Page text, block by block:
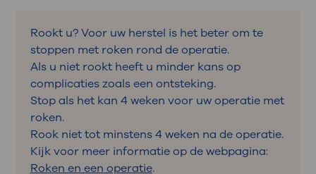
Rookt u? Voor uw herstel is het beter om te
stoppen met roken rond de operatie.
Als u niet rookt heeft u minder kans op
complicaties zoals een ontsteking.
Stop als het kan 4 weken voor uw operatie met
roken.
Rook niet tot minstens 4 weken na de operatie.
Kijk voor meer informatie op de webpagina:
Roken en een operatie.